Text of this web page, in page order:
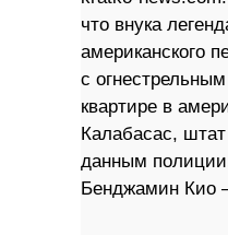
что внука
американского
с
квартире в
Калабасас,
данным
Бенджамин Кио